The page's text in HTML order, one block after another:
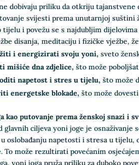
dobivaju priliku da otkriju tajanstvene
svijesti prema unutarnjoj suštini
tijelu i povežu se s najdubljim dijelovima
disanja, meditaciju i fizičke vježbe,
i energizirati svoju yoni, sveto
mišiće dna zdjelice, što može
napetost i stres u tijelu, što može
energetske blokade, što može
kao putovanje prema ženskoj snazi i
glavnih ciljeva yoni joge je osnaživanje
oslobađanju napetosti i stresa u tijelu,
To može rezultirati povećanim
yoni joga pruža priliku za duboko